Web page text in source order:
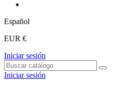
Español
EUR €
Iniciar sesión
Iniciar sesión